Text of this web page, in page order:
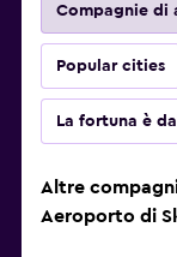
Compagnie di
Popular cities
La fortuna è
Altre
Aeroporto di